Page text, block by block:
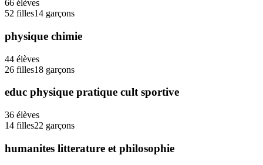
66 élèves
52 filles14 garçons
physique chimie
44 élèves
26 filles18 garçons
educ physique pratique cult sportive
36 élèves
14 filles22 garçons
humanites litterature et philosophie